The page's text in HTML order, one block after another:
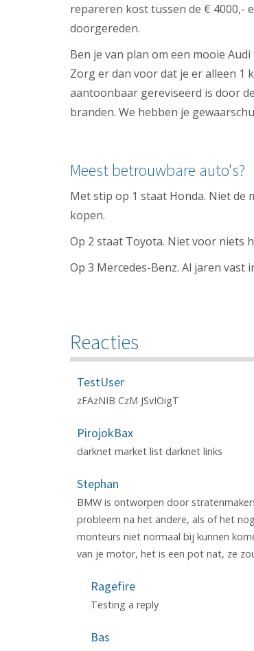
repareren kost tussen de € 4000,-
doorgereden.
Ben je van plan om een mooie
Zorg er dan voor dat je er alleen
aantoonbaar gereviseerd is door
branden. We hebben je
Meest betrouwbare auto's?
Met stip op 1 staat Honda. Niet
kopen.
Op 2 staat Toyota. Niet voor niets
Op 3 Mercedes-Benz. Al jaren
Reacties
TestUser
zFAzNIB CzM JSvIOigT
PirojokBax
darknet market list darknet links
Stephan
BMW is ontworpen door
probleem na het andere, als of het
monteurs niet normaal bij kunnen
van je motor, het is een pot nat, ze
Ragefire
Testing a reply
Bas